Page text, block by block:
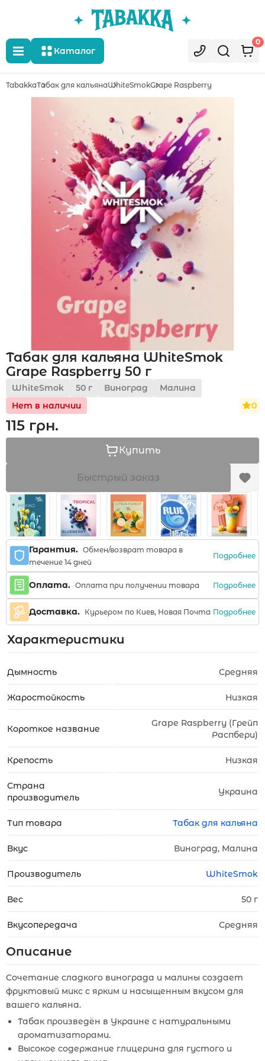
Каталог
0
Укр
TabakkaТабак для кальянаWhiteSmokGrape Raspberry
Табак для кальяна WhiteSmok
Grape Raspberry 50 г
WhiteSmok 50 г Виноград
Малина
Нет в наличии
0
115 грн.
Купить
Быстрый заказ
Гарантия. Обмен/возврат товара в
течение 14 дней
Подробнее
Оплата. Оплата при получении товара Подробнее
Доставка. Курьером по Киев, Новая Почта Подробнее
Характеристики
Дымность Средняя
Жаростойкость Низкая
Короткое название
Grape Raspberry (Грейп
Распбери)
Крепость Низкая
Страна
производитель
Украина
Тип товара Табак для кальяна
Вкус Виноград, Малина
Производитель WhiteSmok
Вес 50 г
Вкусопередача Средняя
Описание
Сочетание сладкого винограда и малины создает
фруктовый микс с ярким и насыщенным вкусом для
вашего кальяна.
Табак произведён в Украине с натуральными
ароматизаторами.
Высокое содержание глицерина для густого и